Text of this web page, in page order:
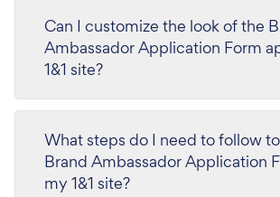
Can I customize the look of the
Ambassador Application Form
1&1 site?
What steps do I need to follow
Brand Ambassador Application
my 1&1 site?